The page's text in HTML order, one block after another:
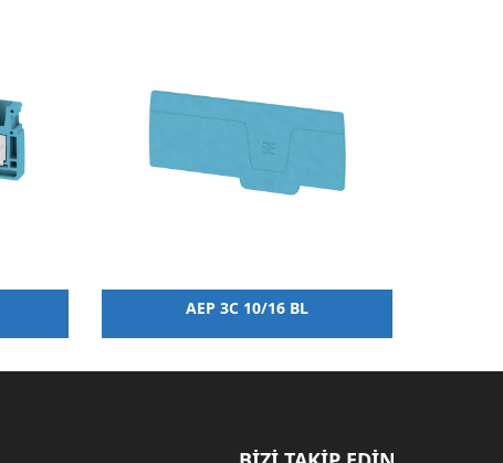
AEP 3C 10/16 BL